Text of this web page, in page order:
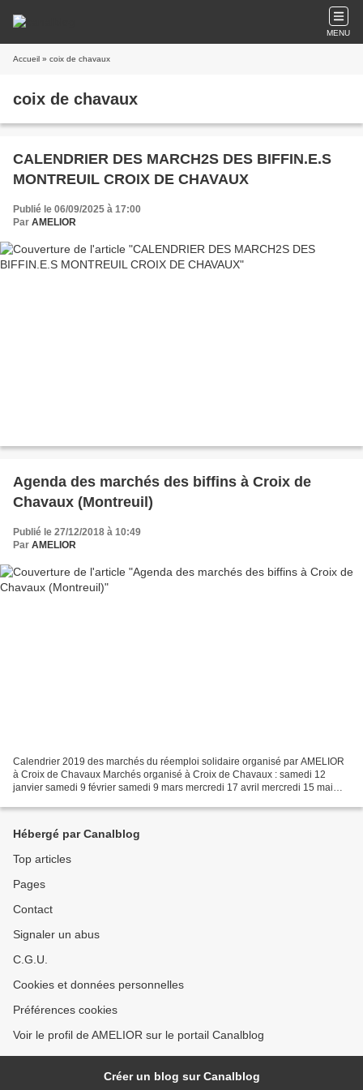
MENU
Accueil » coix de chavaux
coix de chavaux
CALENDRIER DES MARCH2S DES BIFFIN.E.S
MONTREUIL CROIX DE CHAVAUX
Publié le 06/09/2025 à 17:00
Par AMELIOR
Agenda des marchés des biffins à Croix de
Chavaux (Montreuil)
Publié le 27/12/2018 à 10:49
Par AMELIOR
Calendrier 2019 des marchés du réemploi solidaire organisé par AMELIOR
à Croix de Chavaux Marchés organisé à Croix de Chavaux : samedi 12
janvier samedi 9 février samedi 9 mars mercredi 17 avril mercredi 15 mai
Hébergé par Canalblog
Top articles
Pages
Contact
Signaler un abus
C.G.U.
Cookies et données personnelles
Préférences cookies
Voir le profil de AMELIOR sur le portail Canalblog
Créer un blog sur Canalblog